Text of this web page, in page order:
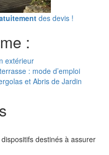
des devis !
:
extérieur
: mode d’emploi
et Abris de Jardin
destinés à assurer